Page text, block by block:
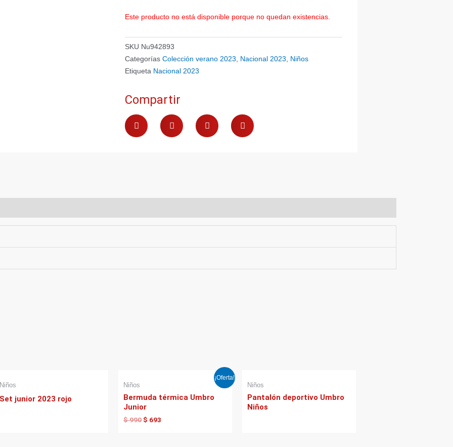
Este producto no está disponible porque no quedan existencias.
SKU Nu942893
Categorías Colección verano 2023 Nacional 2023
Niños
Etiqueta Nacional 2023
Compartir
Niños
Set junior 2023 rojo
¡Oferta!
Niños
Bermuda térmica Umbro
Junior
$990
era:
$ 990.
$ 693
es:
Niños
Pantalón deportivo Umbro
Niños